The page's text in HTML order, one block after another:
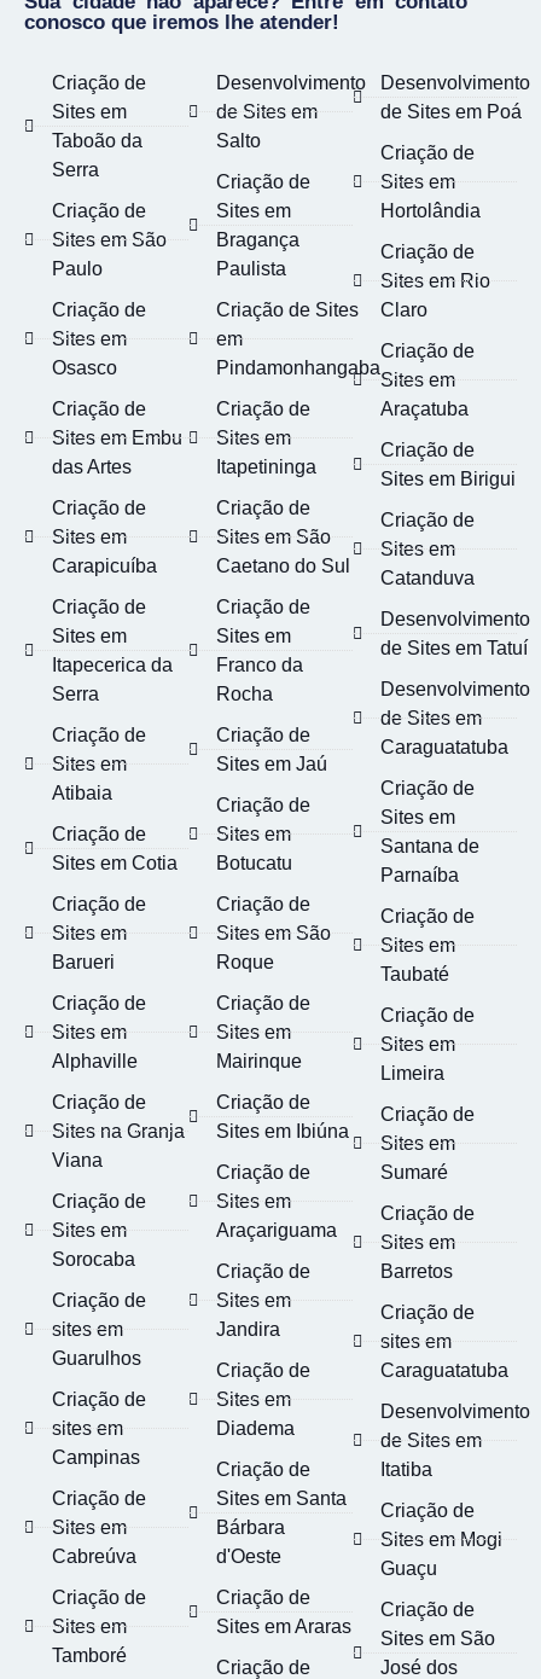
conosco que iremos lhe atender!
Criação de
Sites em
Taboão da
Serra
Criação de
Sites em São
Paulo
Criação de
Sites em
Osasco
Criação de
Sites em Embu
das Artes
Criação de
Sites em
Carapicuíba
Criação de
Sites em
Itapecerica da
Serra
Criação de
Sites em
Atibaia
Criação de
Sites em Cotia
Criação de
Sites em
Barueri
Criação de
Sites em
Alphaville
Criação de
Sites na Granja
Viana
Criação de
Sites em
Sorocaba
Criação de
sites em
Guarulhos
Criação de
sites em
Campinas
Criação de
Sites em
Cabreúva
Criação de
Sites em
Tamboré
Desenvolvimento
de Sites em
Salto
Criação de
Sites em
Bragança
Paulista
Criação de Sites
em
Pindamonhangaba
Criação de
Sites em
Itapetininga
Criação de
Sites em São
Caetano do Sul
Criação de
Sites em
Franco da
Rocha
Criação de
Sites em Jaú
Criação de
Sites em
Botucatu
Criação de
Sites em São
Roque
Criação de
Sites em
Mairinque
Criação de
Sites em Ibiúna
Criação de
Sites em
Araçariguama
Criação de
Sites em
Jandira
Criação de
Sites em
Diadema
Criação de
Sites em Santa
Bárbara
d'Oeste
Criação de
Sites em Araras
Criação de
Desenvolvimento
de Sites em Poá
Criação de
Sites em
Hortolândia
Criação de
Sites em Rio
Claro
Criação de
Sites em
Araçatuba
Criação de
Sites em Birigui
Criação de
Sites em
Catanduva
Desenvolvimento
de Sites em Tatuí
Desenvolvimento
de Sites em
Caraguatatuba
Criação de
Sites em
Santana de
Parnaíba
Criação de
Sites em
Taubaté
Criação de
Sites em
Limeira
Criação de
Sites em
Sumaré
Criação de
Sites em
Barretos
Criação de
sites em
Caraguatatuba
Desenvolvimento
de Sites em
Itatiba
Criação de
Sites em Mogi
Guaçu
Criação de
Sites em São
José dos